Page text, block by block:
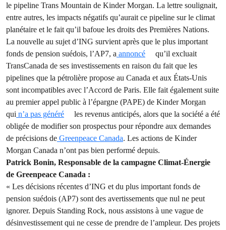
le pipeline Trans Mountain de Kinder Morgan. La lettre soulignait,
entre autres, les impacts négatifs qu’aurait ce pipeline sur le climat
planétaire et le fait qu’il bafoue les droits des Premières Nations.
La nouvelle au sujet d’ING survient après que le plus important
fonds de pension suédois, l’AP7, a annoncé
qu’il excluait
TransCanada de ses investissements en raison du fait que les
pipelines que la pétrolière propose au Canada et aux États-Unis
sont incompatibles avec l’Accord de Paris. Elle fait également suite
au premier appel public à l’épargne (PAPE) de Kinder Morgan
qui n’a pas généré
les revenus anticipés, alors que la société a été
obligée de modifier son prospectus pour répondre aux demandes
de précisions de Greenpeace Canada. Les actions de Kinder
Morgan Canada n’ont pas bien performé depuis.
Patrick Bonin, Responsable de la campagne Climat-Énergie
de Greenpeace Canada :
« Les décisions récentes d’ING et du plus important fonds de
pension suédois (AP7) sont des avertissements que nul ne peut
ignorer. Depuis Standing Rock, nous assistons à une vague de
désinvestissement qui ne cesse de prendre de l’ampleur. Des projets